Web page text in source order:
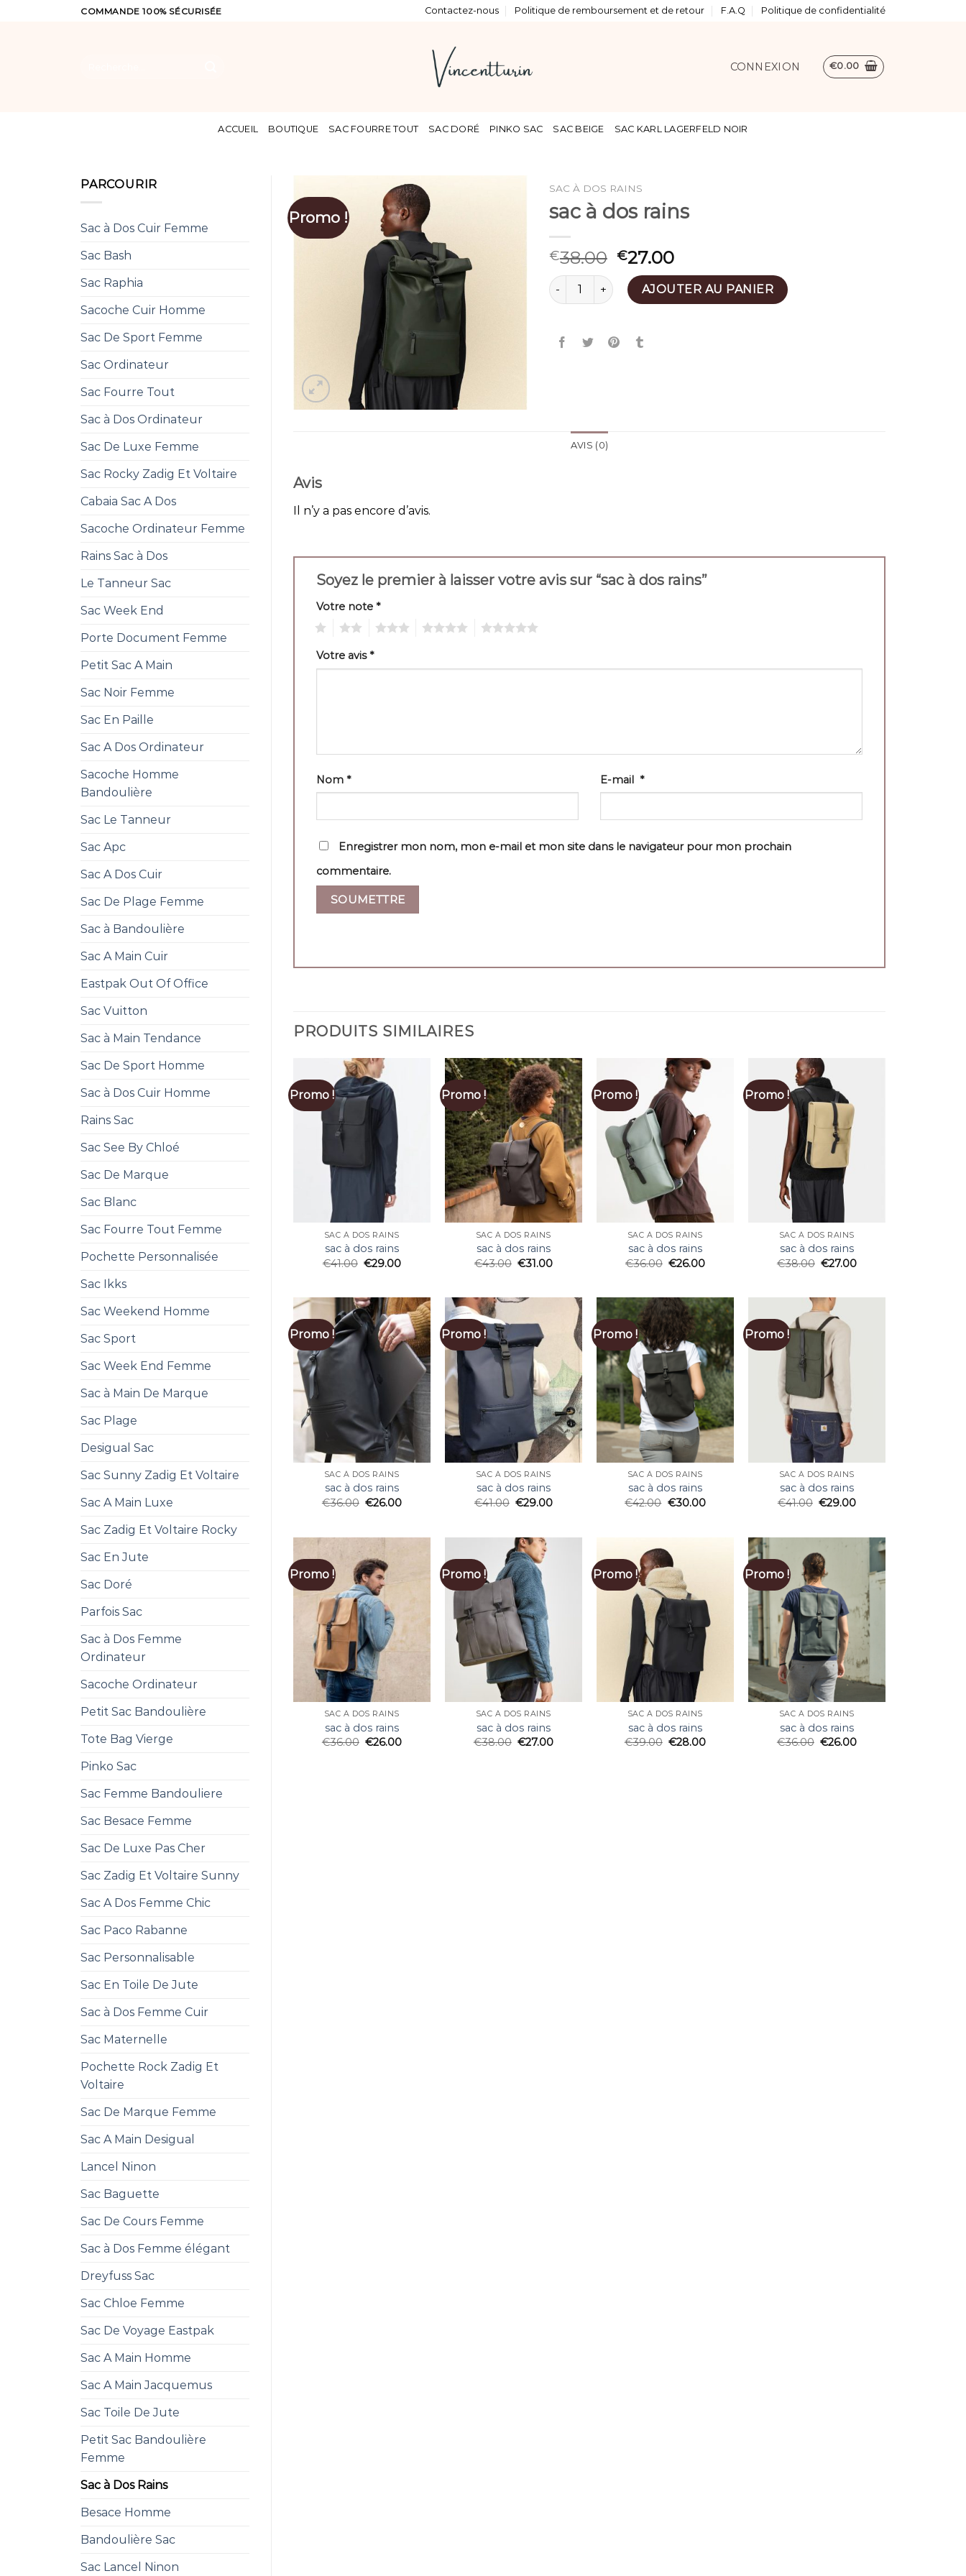
COMMANDE 100% SÉCURISÉE Contactez-nous Politique de remboursement et de retour F.A.Q Politique de confidentialité
CONNEXION €0.00
ACCUEIL BOUTIQUE SAC FOURRE TOUT SAC DORÉ PINKO SAC SAC BEIGE SAC KARL LAGERFELD NOIR
PARCOURIR
Sac à Dos Cuir Femme
Sac Bash
Sac Raphia
Sacoche Cuir Homme
Sac De Sport Femme
Sac Ordinateur
Sac Fourre Tout
Sac à Dos Ordinateur
Sac De Luxe Femme
Sac Rocky Zadig Et Voltaire
Cabaia Sac A Dos
Sacoche Ordinateur Femme
Rains Sac à Dos
Le Tanneur Sac
Sac Week End
Porte Document Femme
Petit Sac A Main
Sac Noir Femme
Sac En Paille
Sac A Dos Ordinateur
Sacoche Homme
Bandoulière
Sac Le Tanneur
Sac Apc
Sac A Dos Cuir
Sac De Plage Femme
Sac à Bandoulière
Sac A Main Cuir
Eastpak Out Of Office
Sac Vuitton
Sac à Main Tendance
Sac De Sport Homme
Sac à Dos Cuir Homme
Rains Sac
Sac See By Chloé
Sac De Marque
Sac Blanc
Sac Fourre Tout Femme
Pochette Personnalisée
Sac Ikks
Sac Weekend Homme
Sac Sport
Sac Week End Femme
Sac à Main De Marque
Sac Plage
Desigual Sac
Sac Sunny Zadig Et Voltaire
Sac A Main Luxe
Sac Zadig Et Voltaire Rocky
Sac En Jute
Sac Doré
Parfois Sac
Sac à Dos Femme
Ordinateur
Sacoche Ordinateur
Petit Sac Bandoulière
Tote Bag Vierge
Pinko Sac
Sac Femme Bandouliere
Sac Besace Femme
Sac De Luxe Pas Cher
Sac Zadig Et Voltaire Sunny
Sac A Dos Femme Chic
Sac Paco Rabanne
Sac Personnalisable
Sac En Toile De Jute
Sac à Dos Femme Cuir
Sac Maternelle
Pochette Rock Zadig Et
Voltaire
Sac De Marque Femme
Sac A Main Desigual
Lancel Ninon
Sac Baguette
Sac De Cours Femme
Sac à Dos Femme élégant
Dreyfuss Sac
Sac Chloe Femme
Sac De Voyage Eastpak
Sac A Main Homme
Sac A Main Jacquemus
Sac Toile De Jute
Petit Sac Bandoulière
Femme
Sac à Dos Rains
Besace Homme
Bandoulière Sac
Sac Lancel Ninon
Promo !
SAC À DOS RAINS
sac à dos rains
€38.00 €27.00
quantité de sac à dos rainsAJOUTER AU PANIER
AVIS (0)
Avis
Il n’y a pas encore d’avis.
Soyez le premier à laisser votre avis sur “sac à dos rains”
Votre note *
Votre avis*
Nom * E-mail *
Enregistrer mon nom, mon e-mail et mon site dans le navigateur pour mon prochain
commentaire.
PRODUITS SIMILAIRES
Promo !
SAC À DOS RAINS
sac à dos rains
€41.00 €29.00
Promo !
SAC À DOS RAINS
sac à dos rains
€43.00 €31.00
Promo !
SAC À DOS RAINS
sac à dos rains
€36.00 €26.00
Promo !
SAC À DOS RAINS
sac à dos rains
€38.00 €27.00
Promo !
SAC À DOS RAINS
sac à dos rains
€36.00 €26.00
Promo !
SAC À DOS RAINS
sac à dos rains
€41.00 €29.00
Promo !
SAC À DOS RAINS
sac à dos rains
€42.00 €30.00
Promo !
SAC À DOS RAINS
sac à dos rains
€41.00 €29.00
Promo !
SAC À DOS RAINS
sac à dos rains
€36.00 €26.00
Promo !
SAC À DOS RAINS
sac à dos rains
€38.00 €27.00
Promo !
SAC À DOS RAINS
sac à dos rains
€39.00 €28.00
Promo !
SAC À DOS RAINS
sac à dos rains
€36.00 €26.00